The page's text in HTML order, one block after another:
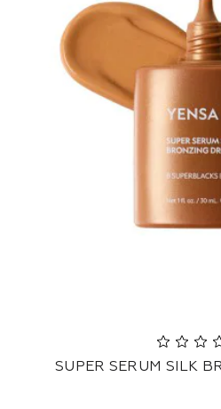
SUPER SERUM SILK